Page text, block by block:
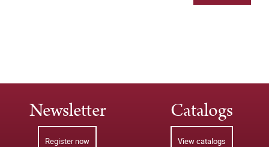
Newsletter
Register now
Catalogs
View catalogs